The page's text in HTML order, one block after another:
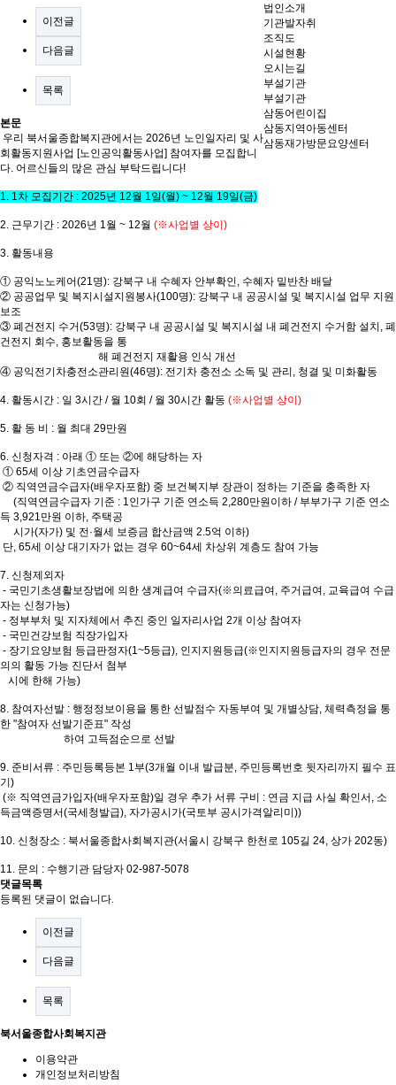
법인소개
기관발자취
조직도
시설현황
오시는길
부설기관
부설기관
삼동어린이집
삼동지역아동센터
삼동재가방문요양센터
이전글
다음글
목록
본문
우리 북서울종합복지관에서는 2026년 노인일자리 및 사
회활동지원사업 [노인공익활동사업] 참여자를 모집합니
다. 어르신들의 많은 관심 부탁드립니다!
1. 1차 모집기간 : 2025년 12월 1일(월) ~ 12월 19일(금)
2. 근무기간 : 2026년 1월 ~ 12월 (※사업별 상이 )
3. 활동내용
① 공익노노케어(21명): 강북구 내 수혜자 안부확인, 수혜자 밑반찬 배달
② 공공업무 및 복지시설지원봉사(100명): 강북구 내 공공시설 및 복지시설 업무 지원
보조
③ 폐건전지 수거(53명): 강북구 내 공공시설 및 복지시설 내 폐건전지 수거함 설치 , 폐
건전지 회수, 홍보활동을 통
해 폐건전지 재활용 인식 개선
④ 공익전기차충전소관리원(46명): 전기차 충전소 소독 및 관리 , 청결 및 미화활동
4. 활동시간 : 일 3시간 / 월 10회 / 월 30시간 활동 (※사업별 상이 )
5. 활 동 비 : 월 최대 29만원
6. 신청자격 : 아래 ① 또는 ②에 해당하는 자
① 65세 이상 기초연금수급자
② 직역연금수급자(배우자포함) 중 보건복지부 장관이 정하는 기준을 충족한 자
(직역연금수급자 기준 : 1인가구 기준 연소득 2,280만원이하 / 부부가구 기준 연소
득 3,921만원 이하, 주택공
시가(자가) 및 전·월세 보증금 합산금액 2.5억 이하)
단, 65세 이상 대기자가 없는 경우 60~64세 차상위 계층도 참여 가능
7. 신청제외자
- 국민기초생활보장법에 의한 생계급여 수급자(※의료급여 , 주거급여 , 교육급여 수급
자는 신청가능)
- 정부부처 및 지자체에서 추진 중인 일자리사업 2개 이상 참여자
- 국민건강보험 직장가입자
- 장기요양보험 등급판정자(1~5등급), 인지지원등급(※인지지원등급자의 경우 전문
의의 활동 가능 진단서 첨부
시에 한해 가능)
8. 참여자선발 : 행정정보이용을 통한 선발점수 자동부여 및 개별상담, 체력측정을 통
한 "참여자 선발기준표" 작성
하여 고득점순으로 선발
9. 준비서류 : 주민등록등본 1부(3개월 이내 발급분, 주민등록번호 뒷자리까지 필수 표
기 )
(※ 직역연금가입자(배우자포함)일 경우 추가 서류 구비 : 연금 지급 사실 확인서 , 소
득금액증명서(국세청발급), 자가공시가(국토부 공시가격알리미 ))
10. 신청장소 : 북서울종합사회복지관(서울시 강북구 한천로 105길 24, 상가 202동)
11. 문의 : 수행기관 담당자 02-987-5078
댓글목록
등록된 댓글이 없습니다.
이전글
다음글
목록
북서울종합사회복지관
이용약관
개인정보처리방침